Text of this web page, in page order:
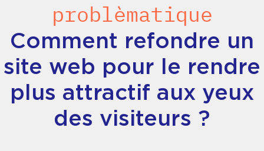
problèmatique
Comment refondre un
site web pour le rendre
plus attractif aux yeux
des visiteurs ?